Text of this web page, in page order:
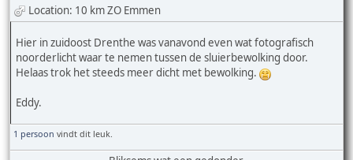
Location: 10 km ZO Emmen
Hier in zuidoost Drenthe was vanavond even wat fotografisch
noorderlicht waar te nemen tussen de sluierbewolking door.
Helaas trok het steeds meer dicht met bewolking.
Eddy.
1 persoon vindt dit leuk.